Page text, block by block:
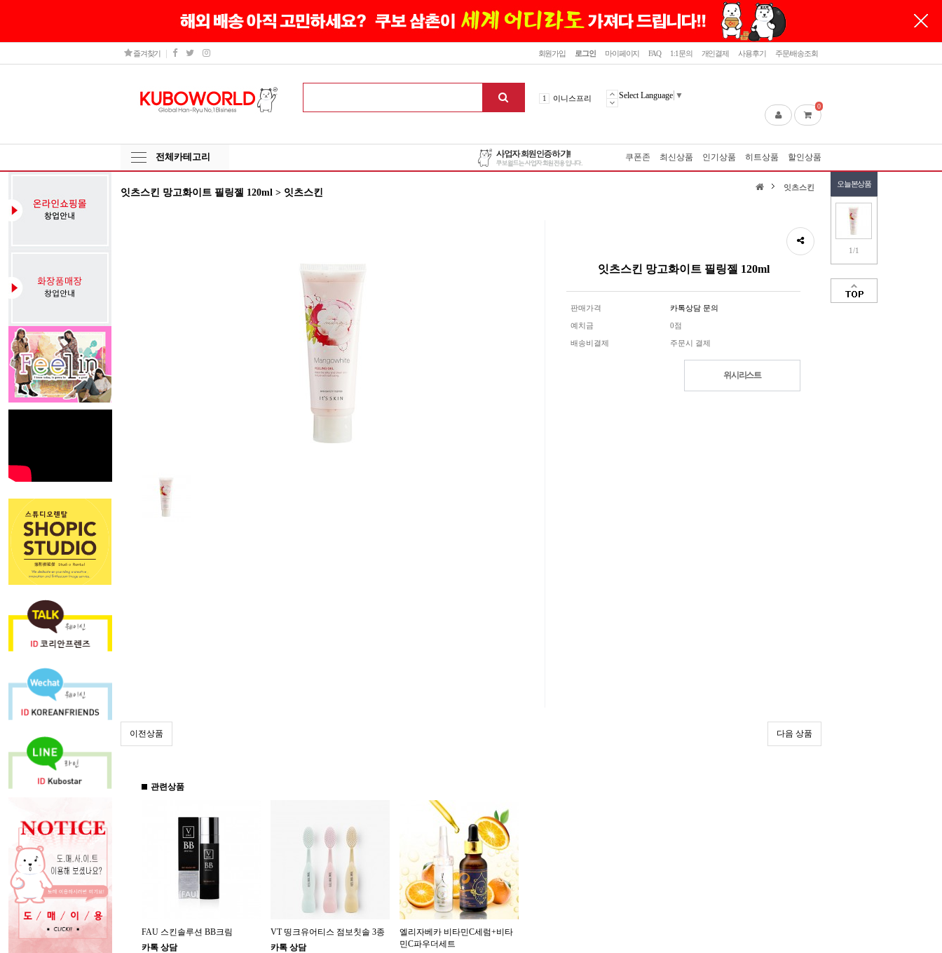
닫기
회원가입 로그인 마이페이지 FAQ 1:1문의 개인결제 사용후기 주문/배송조회
즐겨찾기
4 메디힐
5 라네즈
Select Language ▼
0
전체카테고리 쿠폰존 최신상품 인기상품 히트상품 할인상품
잇츠스킨 망고화이트 필링젤 120ml > 잇츠스킨
오늘본상품
1/1
잇츠스킨
잇츠스킨 망고화이트 필링젤 120ml
판매가격 카톡상담 문의
예치금 0점
배송비결제 주문시 결제
위시리스트
이전상품 다음 상품
관련상품
FAU 스킨솔루션 BB크림
카톡 상담
VT 띵크유어티스 점보칫솔 3종
카톡 상담
엘리자베카 비타민C세럼+비타
민C파우더세트